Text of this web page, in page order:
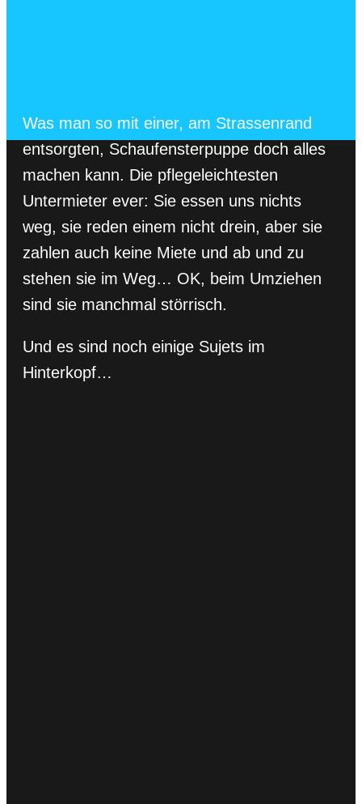
Was man so mit einer, am Strassenrand
entsorgten, Schaufensterpuppe doch alles
machen kann. Die pflegeleichtesten
Untermieter ever: Sie essen uns nichts
weg, sie reden einem nicht drein, aber sie
zahlen auch keine Miete und ab und zu
stehen sie im Weg… OK, beim Umziehen
sind sie manchmal störrisch.
Und es sind noch einige Sujets im
Hinterkopf…